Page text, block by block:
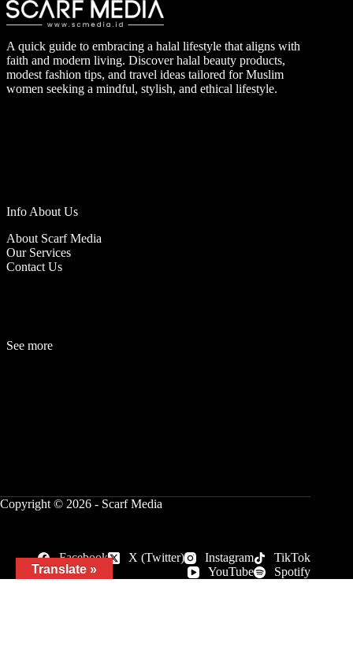
A quick guide to embracing a halal lifestyle that aligns with
faith and modern living. Discover halal beauty products,
modest fashion tips, and travel ideas tailored for Muslim
women seeking a mindful, stylish, and ethical lifestyle.
Info About Us
About Scarf Media
Our Services
Contact Us
See more
Copyright © 2026 - Scarf Media
Facebook X (Twitter) Instagram
TikTok
YouTube
Spotify
Translate »